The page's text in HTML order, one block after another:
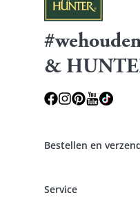
&
Bestellen en
Specials voor
Service